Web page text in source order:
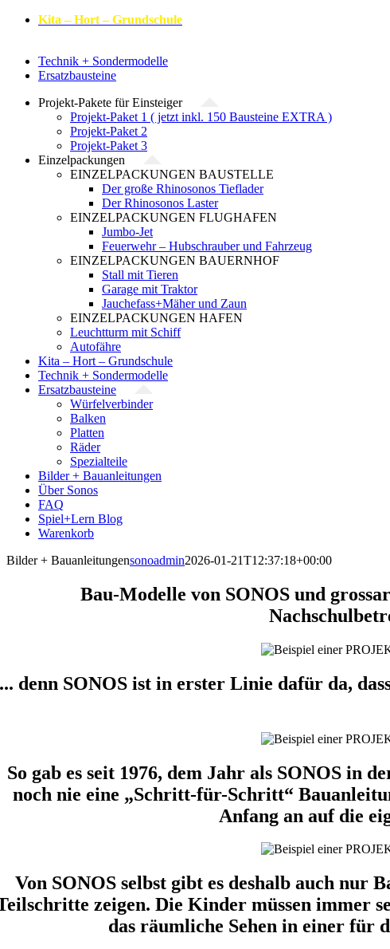
Kita – Hort – Grundschule
Technik + Sondermodelle
Ersatzbausteine
Projekt-Pakete für Einsteiger
Projekt-Paket 1 ( jetzt inkl. 150 Bausteine EXTRA )
Projekt-Paket 2
Projekt-Paket 3
Einzelpackungen
EINZELPACKUNGEN BAUSTELLE
Der große Rhinosonos Tieflader
Der Rhinosonos Laster
EINZELPACKUNGEN FLUGHAFEN
Jumbo-Jet
Feuerwehr – Hubschrauber und Fahrzeug
EINZELPACKUNGEN BAUERNHOF
Stall mit Tieren
Garage mit Traktor
Jauchefass+Mäher und Zaun
EINZELPACKUNGEN HAFEN
Leuchtturm mit Schiff
Autofähre
Kita – Hort – Grundschule
Technik + Sondermodelle
Ersatzbausteine
Würfelverbinder
Balken
Platten
Räder
Spezialteile
Bilder + Bauanleitungen
Über Sonos
FAQ
Spiel+Lern Blog
Warenkorb
Bilder + Bauanleitungensonoadmin2026-01-21T12:37:18+00:00
Bau-Modelle von SONOS und
... denn SONOS ist in erster Linie dafür da,
So gab es seit 1976, dem Jahr als SONOS in
noch nie eine „Schritt-für-Schritt“
Anfang an auf die
Von SONOS selbst gibt es deshalb auch nur
zeigen. Die Kinder müssen immer
das räumliche Sehen in einer für